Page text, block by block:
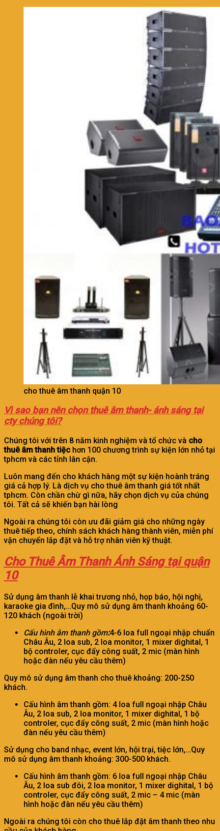
cho thuê âm thanh quận 10
Vì sao bạn nên chọn thuê âm thanh- ánh sáng tại
cty chúng tôi?
Chúng tôi với trên 8 năm kinh nghiệm và tổ chức và cho
thuê âm thanh tiệc hơn 100 chương trình sự kiện lớn nhỏ tại
tphcm và các tỉnh lân cận.
Luôn mang đến cho khách hàng một sự kiện hoành tráng
giá cả hợp lý. Là dịch vụ cho thuê âm thanh giá tốt nhất
tphcm. Còn chần chừ gì nữa, hãy chọn dịch vụ của chúng
tôi. Tất cả sẽ khiến bạn hài lòng
Ngoài ra chúng tôi còn ưu đãi giảm giá cho những ngày
thuê tiếp theo, chính sách khách hàng thành viên, miễn phí
vận chuyển lắp đặt và hỗ trợ nhân viên kỹ thuật.
Cho Thuê Âm Thanh Ánh Sáng tại quận
10
Sử dụng âm thanh lễ khai trương nhỏ, họp báo, hội nghị,
karaoke gia đình,…Quy mô sử dụng âm thanh khoảng 60-
120 khách (ngoài trời)
Cấu hình âm thanh gồm:4-6 loa full ngoại nhập chuẩn
Châu Âu, 2 loa sub, 2 loa monitor, 1 mixer dighital, 1
bộ controler, cục đẩy công suất, 2 mic (màn hình
hoặc đàn nếu yêu cầu thêm)
Quy mô sử dụng âm thanh cho thuê khoảng: 200-250
khách.
Cấu hình âm thanh gồm: 4 loa full ngoại nhập Châu
Âu, 2 loa sub, 2 loa monitor, 1 mixer dighital, 1 bộ
controler, cục đẩy công suất, 2 mic (màn hình hoặc
đàn nếu yêu cầu thêm)
Sử dụng cho band nhạc, event lớn, hội trại, tiệc lớn,…Quy
mô sử dụng âm thanh khoảng: 300-500 khách.
Cấu hình âm thanh gồm: 6 loa full ngoại nhập Châu
Âu, 2 loa sub đôi, 2 loa monitor, 1 mixer dighital, 1 bộ
controler, cục đẩy công suất, 2 mic – 4 mic (màn
hình hoặc đàn nếu yêu cầu thêm)
Ngoài ra chúng tôi còn cho thuê lắp đặt âm thanh theo nhu